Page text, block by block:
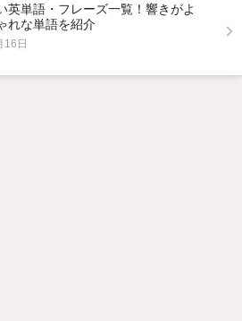
英単語・フレーズ一覧！響きがよ
れな単語を紹介
16日